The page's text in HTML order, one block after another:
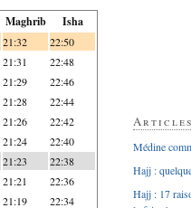
Maghrib Isha
21:32 22:50
21:31 22:48
21:29 22:46
21:28 22:44
21:26 22:42
21:24 22:40
21:23 22:38
21:21 22:36
21:19 22:34
Médine
Hajj :
Hajj : 17